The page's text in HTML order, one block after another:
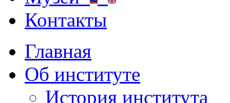
Контакты
Главная
Об институте
История института